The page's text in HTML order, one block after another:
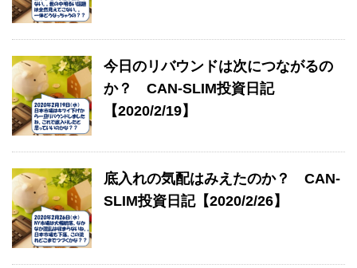
今日のリバウンドは次につながるの
か？ CAN-SLIM投資日記
【2020/2/19】
底入れの気配はみえたのか？ CAN-
SLIM投資日記【2020/2/26】